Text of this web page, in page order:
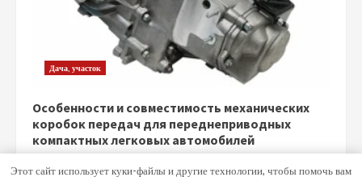
Дача, участок
Особенности и совместимость механических
коробок передач для переднеприводных
компактных легковых автомобилей
Этот сайт использует куки-файлы и другие технологии, чтобы помочь вам